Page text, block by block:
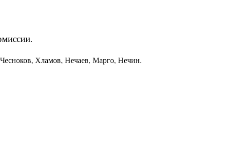
Хламов, Нечаев, Марго, Нечин.